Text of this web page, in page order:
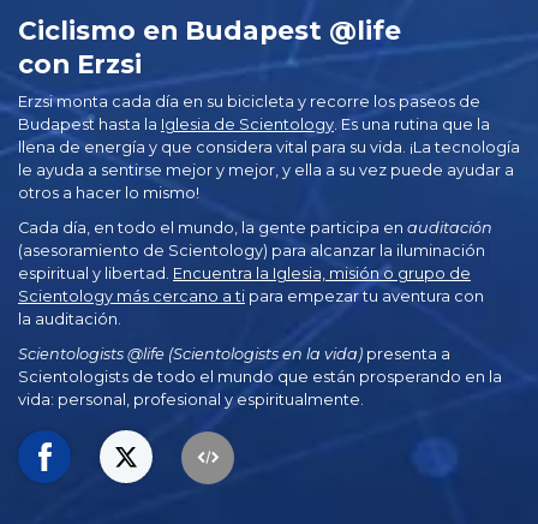
Ciclismo en Budapest @life
con Erzsi
Erzsi monta cada día en su bicicleta y recorre los paseos de
Budapest hasta la Iglesia de Scientology. Es una rutina que la
llena de energía y que considera vital para su vida. ¡La tecnología
le ayuda a sentirse mejor y mejor, y ella a su vez puede ayudar a
otros a hacer lo mismo!
Cada día, en todo el mundo, la gente participa en auditación
(asesoramiento de Scientology) para alcanzar la iluminación
espiritual y libertad. Encuentra la Iglesia, misión o grupo de
Scientology más cercano a ti para empezar tu aventura con
la auditación.
Scientologists @life (Scientologists en la vida) presenta a
Scientologists de todo el mundo que están prosperando en la
vida: personal, profesional y espiritualmente.